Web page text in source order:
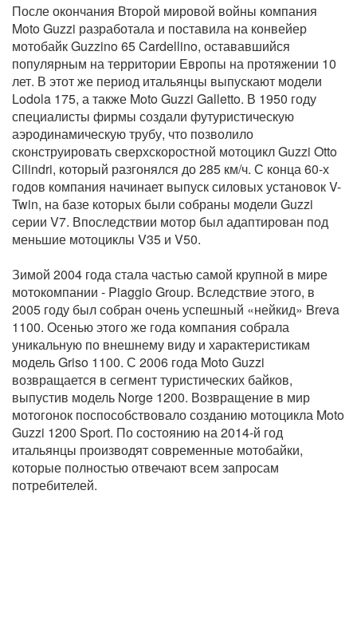
После окончания Второй мировой войны компания
Moto Guzzi разработала и поставила на конвейер
мотобайк Guzzino 65 Cardellino, остававшийся
популярным на территории Европы на протяжении 10
лет. В этот же период итальянцы выпускают модели
Lodola 175, а также Moto Guzzi Galletto. В 1950 году
специалисты фирмы создали футуристическую
аэродинамическую трубу, что позволило
сконструировать сверхскоростной мотоцикл Guzzi Otto
Cilindri, который разгонялся до 285 км/ч. С конца 60-х
годов компания начинает выпуск силовых установок V-
Twin, на базе которых были собраны модели Guzzi
серии V7. Впоследствии мотор был адаптирован под
меньшие мотоциклы V35 и V50.
Зимой 2004 года стала частью самой крупной в мире
мотокомпании - Piaggio Group. Вследствие этого, в
2005 году был собран очень успешный «нейкид» Breva
1100. Осенью этого же года компания собрала
уникальную по внешнему виду и характеристикам
модель Griso 1100. С 2006 года Moto Guzzi
возвращается в сегмент туристических байков,
выпустив модель Norge 1200. Возвращение в мир
мотогонок поспособствовало созданию мотоцикла Moto
Guzzi 1200 Sport. По состоянию на 2014-й год
итальянцы производят современные мотобайки,
которые полностью отвечают всем запросам
потребителей.